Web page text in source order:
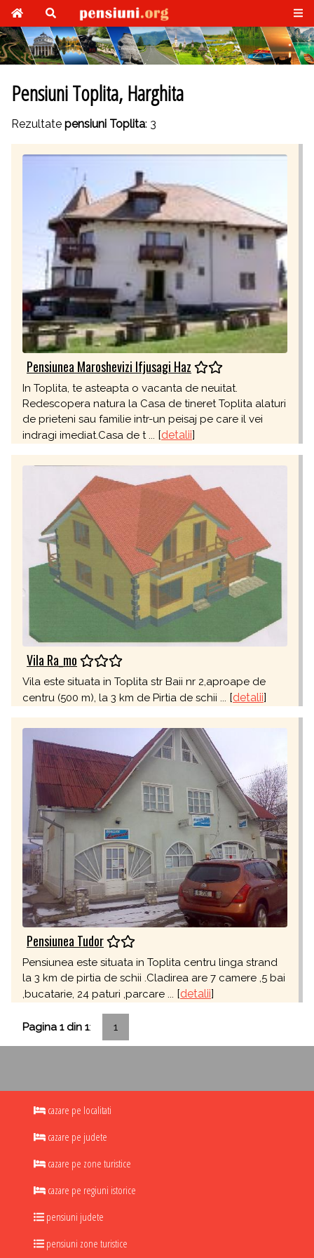
Pensiuni Toplita, Harghita
Rezultate pensiuni Toplita: 3
Pensiunea Maroshevizi Ifjusagi Haz
In Toplita, te asteapta o vacanta de neuitat.
Redescopera natura la Casa de tineret Toplita alaturi
de prieteni sau familie intr-un peisaj pe care il vei
indragi imediat.Casa de t ... [detalii]
Vila Ra_mo
Vila este situata in Toplita str Baii nr 2,aproape de
centru (500 m), la 3 km de Pirtia de schii ... [detalii]
Pensiunea Tudor
Pensiunea este situata in Toplita centru linga strand
la 3 km de pirtia de schii .Cladirea are 7 camere ,5 bai
,bucatarie, 24 paturi ,parcare ... [detalii]
Pagina 1 din 1: 1
cazare pe localitati
cazare pe judete
cazare pe zone turistice
cazare pe regiuni istorice
pensiuni judete
pensiuni zone turistice